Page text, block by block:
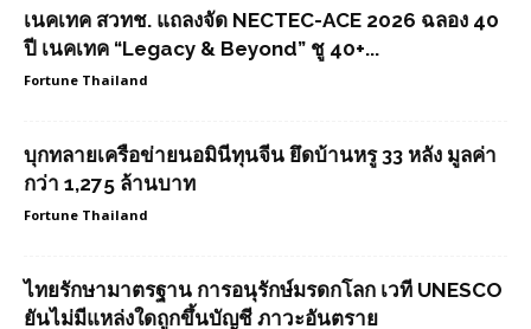
เนคเทค สวทช. แถลงจัด NECTEC-ACE 2026 ฉลอง 40
ปี เนคเทค “Legacy & Beyond” ชู 40+...
Fortune Thailand
บุกทลายเครือข่ายนอมินีทุนจีน ยึดบ้านหรู 33 หลัง มูลค่า
กว่า 1,275 ล้านบาท
Fortune Thailand
ไทยรักษามาตรฐาน การอนุรักษ์มรดกโลก เวที UNESCO
ยันไม่มีแหล่งใดถูกขึ้นบัญชี ภาวะอันตราย